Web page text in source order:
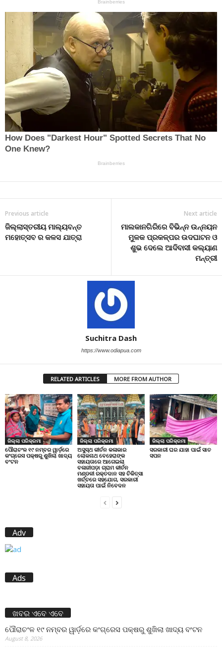
Previous article
ଜିଲ୍ଲାସ୍ତରୀୟ ମାଲ୍ୟବନ୍ତ
ମହୋତ୍ସବ ର କଳସ ଯାତ୍ରା
Next article
ମାଲକାନଗିରିରେ ବିଭିନ୍ନ ଉନ୍ନୟନ
ମୁଳକ ପ୍ରକଳ୍ପର ଉଦଘାଟନ ଓ
ଶୁଭ ଦେଲେ ଆଦିବାସୀ କଲ୍ୟାଣ
ମନ୍ତ୍ରୀ
Suchitra Dash
https://www.odiapua.com
RELATED ARTICLES MORE FROM AUTHOR
ଜିଲ୍ଲା ପରିକ୍ରମା
ପୌରାଚଂଳ ୧୯ ନମ୍ବର ୱାର୍ଡ଼ରେ
କଂଗ୍ରେସ ପକ୍ଷରୁ ଶୁଖିଲା ଖାଦ୍ୟ
ବଂଟନ
ଜିଲ୍ଲା ପରିକ୍ରମା
ଅସୁସ୍ଥ କୀର୍ତନ କଳାକାର
ଲୋକନାଥ ବେହେରାଙ୍କ
ସହାୟତାରେ ଆଗେଇଲା
ବଳାଜୀପଡ଼ା ଗ୍ରାମ କୀର୍ତନ
ମଣ୍ଡଳୀ ରକ୍ତଦାନ ସହ ଚିକିତ୍ସା
ଖର୍ଚ୍ଚରେ ସହଯୋଗ, ସରକାରୀ
ସହାୟତା ପାଇଁ ନିବେଦନ
ଜିଲ୍ଲା ପରିକ୍ରମା
ସରକାରୀ ଘର ଯାହା ପାଇଁ ସାତ
ସପନ
Adv
Ads
ଖବର ଏବେ ଏବେ
ପୌରାଚଂଳ ୧୯ ନମ୍ବର ୱାର୍ଡ଼ରେ କଂଗ୍ରେସ ପକ୍ଷରୁ ଶୁଖିଲା ଖାଦ୍ୟ ବଂଟନ
August 8, 2026